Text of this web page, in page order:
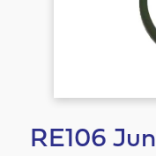
RE106